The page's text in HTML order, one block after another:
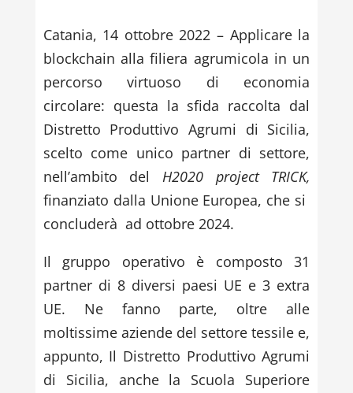
Catania, 14 ottobre 2022 – Applicare la
blockchain alla filiera agrumicola in un
percorso virtuoso di economia
circolare: questa la sfida raccolta dal
Distretto Produttivo Agrumi di Sicilia,
scelto come unico partner di settore,
nell’ambito del H2020 project TRICK,
finanziato dalla Unione Europea, che si
concluderà ad ottobre 2024.
Il gruppo operativo è composto 31
partner di 8 diversi paesi UE e 3 extra
UE. Ne fanno parte, oltre alle
moltissime aziende del settore tessile e,
appunto, Il Distretto Produttivo Agrumi
di Sicilia, anche la Scuola Superiore